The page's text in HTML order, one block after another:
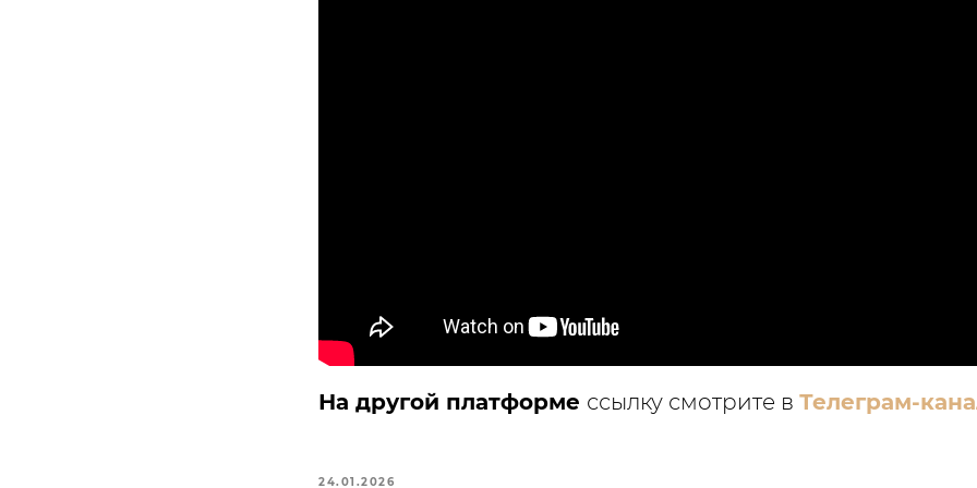
На другой платформе ссылку смотрите в Телеграм-
24.01.2026